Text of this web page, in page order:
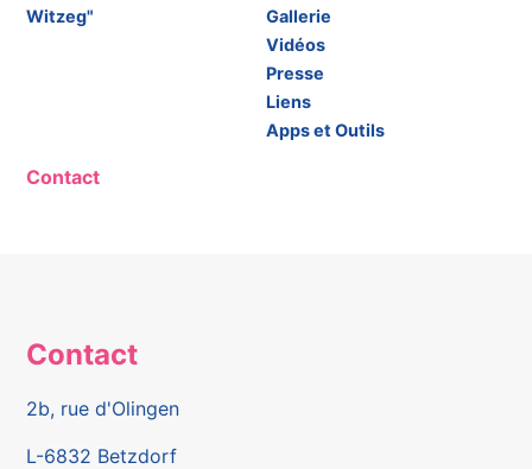
Witzeg"
Gallerie
Vidéos
Presse
Liens
Apps et Outils
Contact
Contact
2b, rue d'Olingen
L-6832 Betzdorf